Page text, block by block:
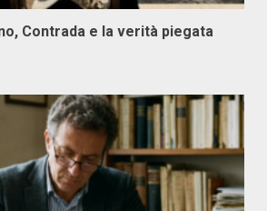
Contrada e la verità piegata